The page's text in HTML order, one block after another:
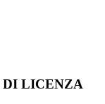
DI LICENZA